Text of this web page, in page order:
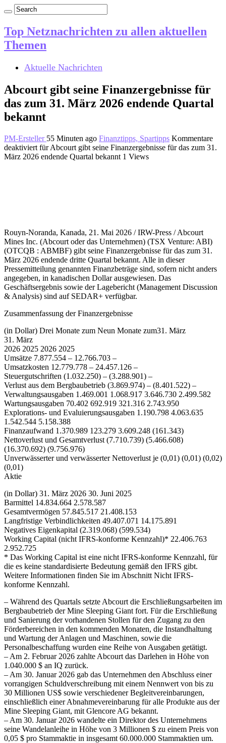
Top Netznachrichten zu allen aktuellen
Themen
Aktuelle Nachrichten
Abcourt gibt seine Finanzergebnisse für
das zum 31. März 2026 endende Quartal
bekannt
PM-Ersteller 55 Minuten ago Finanztipps, Spartipps Kommentare
deaktiviert für Abcourt gibt seine Finanzergebnisse für das zum 31.
März 2026 endende Quartal bekannt 1 Views
Rouyn-Noranda, Kanada, 21. Mai 2026 / IRW-Press / Abcourt
Mines Inc. (Abcourt oder das Unternehmen) (TSX Venture: ABI)
(OTCQB : ABMBF) gibt seine Finanzergebnisse für das zum 31.
März 2026 endende dritte Quartal bekannt. Alle in dieser
Pressemitteilung genannten Finanzbeträge sind, sofern nicht anders
angegeben, in kanadischen Dollar ausgewiesen. Das
Geschäftsergebnis sowie der Lagebericht (Management Discussion
& Analysis) sind auf SEDAR+ verfügbar.
Zusammenfassung der Finanzergebnisse
(in Dollar) Drei Monate zum Neun Monate zum31. März
31. März
2026 2025 2026 2025
Umsätze 7.877.554 – 12.766.703 –
Umsatzkosten 12.779.778 – 24.457.126 –
Steuergutschriften (1.032.250) – (3.288.901) –
Verlust aus dem Bergbaubetrieb (3.869.974) – (8.401.522) –
Verwaltungsausgaben 1.469.001 1.068.917 3.646.730 2.499.582
Wartungsausgaben 70.402 692.919 321.316 2.743.950
Explorations- und Evaluierungsausgaben 1.190.798 4.063.635
1.542.544 5.158.388
Finanzaufwand 1.370.989 123.279 3.609.248 (161.343)
Nettoverlust und Gesamtverlust (7.710.739) (5.466.608)
(16.370.692) (9.756.976)
Unverwässerter und verwässerter Nettoverlust je (0,01) (0,01) (0,02)
(0,01)
Aktie
(in Dollar) 31. März 2026 30. Juni 2025
Barmittel 14.834.664 2.578.587
Gesamtvermögen 57.845.517 21.408.153
Langfristige Verbindlichkeiten 49.407.071 14.175.891
Negatives Eigenkapital (2.319.068) (599.534)
Working Capital (nicht IFRS-konforme Kennzahl)* 22.406.763
2.952.725
* Das Working Capital ist eine nicht IFRS-konforme Kennzahl, für
die es keine standardisierte Bedeutung gemäß den IFRS gibt.
Weitere Informationen finden Sie im Abschnitt Nicht IFRS-
konforme Kennzahl.
– Während des Quartals setzte Abcourt die Erschließungsarbeiten im
Bergbaubetrieb der Mine Sleeping Giant fort. Für die Erschließung
und Sanierung der vorhandenen Stollen für den Zugang zu den
Förderbereichen in den kommenden Monaten, die Instandhaltung
und Wartung der Anlagen und Maschinen, sowie die
Personalbeschaffung wurden eine Reihe von Ausgaben getätigt.
– Am 2. Februar 2026 zahlte Abcourt das Darlehen in Höhe von
1.040.000 $ an IQ zurück.
– Am 30. Januar 2026 gab das Unternehmen den Abschluss einer
vorrangigen Schuldverschreibung mit einem Nennwert von bis zu
30 Millionen US$ sowie verschiedener Begleitvereinbarungen,
einschließlich einer Abnahmevereinbarung für alle Produkte aus der
Mine Sleeping Giant, mit Glencore AG bekannt.
– Am 30. Januar 2026 wandelte ein Direktor des Unternehmens
seine Wandelanleihe in Höhe von 3 Millionen $ zu einem Preis von
0,05 $ pro Stammaktie in insgesamt 60.000.000 Stammaktien um.